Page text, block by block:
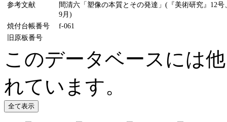
参考文献
間清六「塑像の本質とその発達」(『美術研究』12
9月)
焼付台帳番号
f-061
旧原板番号
このデータベースには
れています。